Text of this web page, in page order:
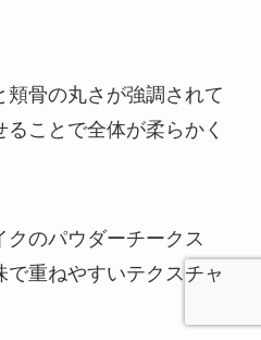
骨の丸さが強調されて
ことで全体が柔らかく
のパウダーチークス
重ねやすいテクスチャ